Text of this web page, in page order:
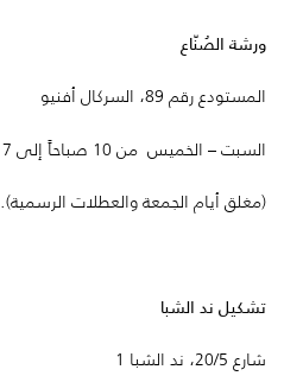
ورشة الصُنّاع
المستودع رقم 89، السركال أفنيو
السبت – الخميس من 10 صباحاً إلى 7 مساءً
(مغلق أيام الجمعة والعطلات الرسمية).
تشكيل ند الشبا
شارع 20/5، ند الشبا 1